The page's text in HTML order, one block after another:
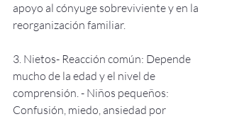
apoyo al cónyuge sobreviviente y en la
reorganización familiar.
3. Nietos- Reacción común: Depende
mucho de la edad y el nivel de
comprensión. - Niños pequeños:
Confusión, miedo, ansiedad por